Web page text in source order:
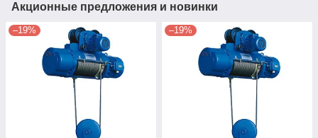
Акционные предложения и новинки
–19% –19%